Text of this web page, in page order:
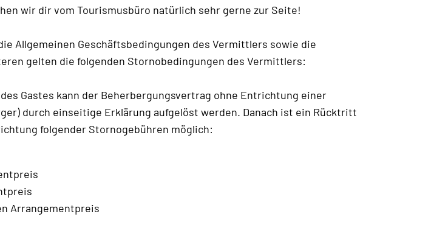
wir dir vom Tourismusbüro natürlich sehr gerne zur Seite!
Allgemeinen Geschäftsbedingungen des Vermittlers sowie die
gelten die folgenden Stornobedingungen des Vermittlers:
Gastes kann der Beherbergungsvertrag ohne Entrichtung einer
durch einseitige Erklärung aufgelöst werden. Danach ist ein Rücktritt
folgender Stornogebühren möglich:
Arrangementpreis